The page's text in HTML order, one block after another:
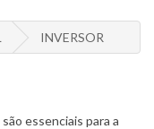
INVERSOR
são essenciais para a